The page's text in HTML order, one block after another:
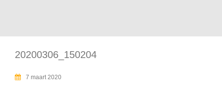
20200306_150204
7 maart 2020